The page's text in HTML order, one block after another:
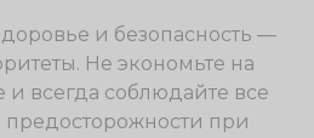
и безопасность —
Не экономьте на
и всегда соблюдайте все
при